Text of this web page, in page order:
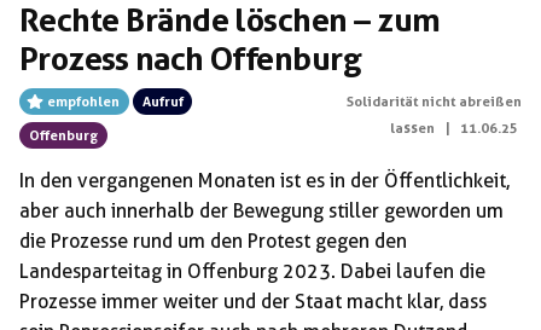
Rechte Brände löschen – zum
Prozess nach Offenburg
empfohlen
Aufruf
Offenburg
Solidarität nicht abreißen
lassen
11.06.25
In den vergangenen Monaten ist es in der Öffentlichkeit,
aber auch innerhalb der Bewegung stiller geworden um
die Prozesse rund um den Protest gegen den
Landesparteitag in Offenburg 2023. Dabei laufen die
Prozesse immer weiter und der Staat macht klar, dass